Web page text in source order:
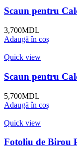
Scaun pentru
3,700MDL
Adaugă în coș
Quick view
Scaun pentru
5,700MDL
Adaugă în coș
Quick view
Fotoliu de Birou